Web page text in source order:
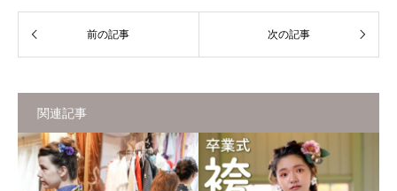
関連記事